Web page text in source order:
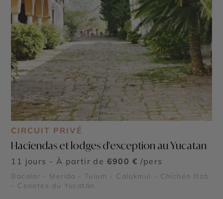
CIRCUIT PRIVÉ
Haciendas et lodges d'exception au Yucatan
11 jours - À partir de 6900 € /pers
Bacalar - Merida - Tulum - Calakmul - Chichén Itzá
- Cenotes du Yucatán